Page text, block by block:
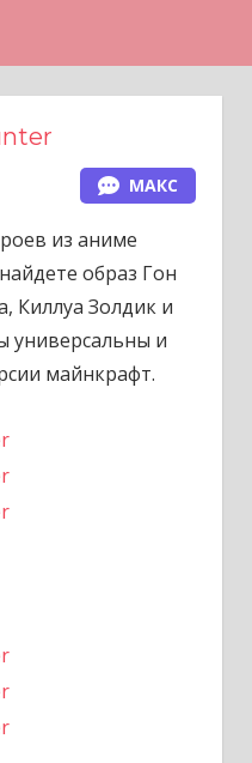
МАКС
из аниме
образ Гон
Киллуа Золдик и
универсальны и
майнкрафт.